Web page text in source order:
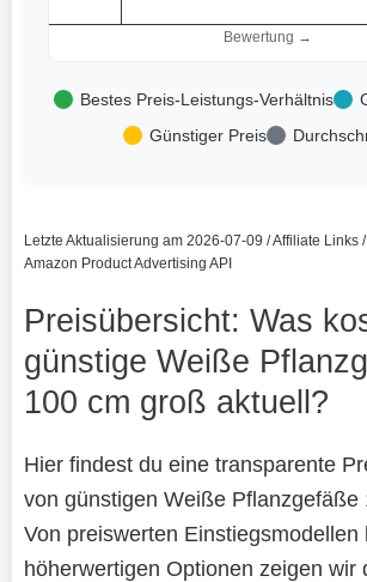
Bewertung →
Bestes Preis-Leistungs-Verhältnis
Günstiger Preis
Letzte Aktualisierung am 2026-07-09 / Affiliate Links
Amazon Product Advertising API
Preisübersicht: Was
günstige Weiße
100 cm groß aktuell?
Hier findest du eine transparente
von günstigen Weiße Pflanzgefäße
Von preiswerten Einstiegsmodellen
höherwertigen Optionen zeigen wir